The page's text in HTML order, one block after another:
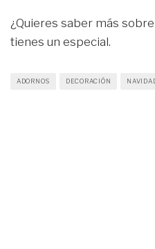
¿Quieres saber más sobre
tienes un especial.
ADORNOS DECORACIÓN